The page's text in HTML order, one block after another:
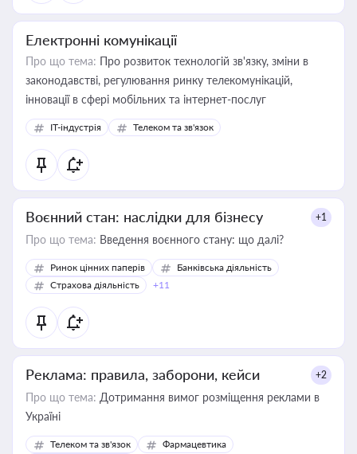
Електронні комунікації
Про що тема: Про розвиток технологій зв'язку, зміни в
законодавстві, регулювання ринку телекомунікацій,
інновації в сфері мобільних та інтернет-послуг
IT-індустрія Телеком та зв'язок
Воєнний стан: наслідки для бізнесу +1
Про що тема: Введення воєнного стану: що далі?
Ринок цінних паперів
Банківська діяльність
Страхова діяльність
+11
Реклама: правила, заборони, кейси +2
Про що тема: Дотримання вимог розміщення реклами в
Україні
Телеком та зв'язок
Фармацевтика